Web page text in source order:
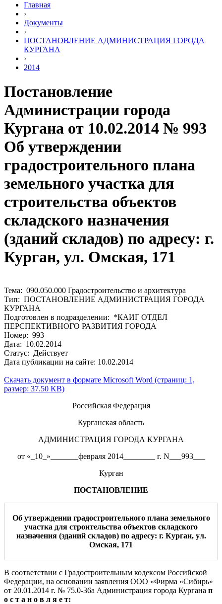
Главная
›
Документы
›
ПОСТАНОВЛЕНИЕ АДМИНИСТРАЦИЯ ГОРОДА
КУРГАНА
›
2014
Постановление
Администрации города
Кургана от 10.02.2014 № 993
Об утверждении
градостроительного плана
земельного участка для
строительства объектов
складского назначения
(зданий складов) по адресу: г.
Курган, ул. Омская, 171
Тема: 090.050.000 Градостроительство и архитектура
Тип: ПОСТАНОВЛЕНИЕ АДМИНИСТРАЦИЯ ГОРОДА
КУРГАНА
Подготовлен в подразделении: *КАИГ ОТДЕЛ
ПЕРСПЕКТИВНОГО РАЗВИТИЯ ГОРОДА
Номер: 993
Дата: 10.02.2014
Статус: Действует
Дата публикации на сайте: 10.02.2014
Скачать документ в формате Microsoft Word (страниц: 1,
размер: 37.50 KB)
Российская Федерация
Курганская область
АДМИНИСТРАЦИЯ ГОРОДА КУРГАНА
от «_10_»_______февраля 2014________ г. N___993___
Курган
ПОСТАНОВЛЕНИЕ
Об утверждении градостроительного плана земельного
участка для строительства объектов складского
назначения (зданий складов)по адресу: г. Курган, ул.
Омская, 171
В соответствии с Градостроительным кодексом Российской
Федерации, на основании заявления ООО «Фирма «Сибирь»
от 20.01.2014 г. № 75.0-36а Администрация города Кургана п
о с т а н о в л я е т: